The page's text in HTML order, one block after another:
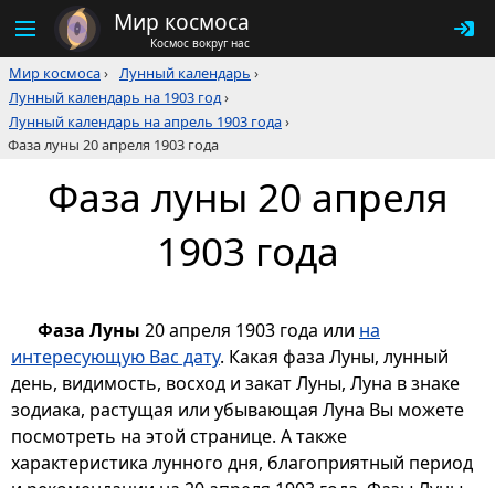
Мир космоса
Космос вокруг нас
Мир космоса› Лунный календарь ›
Лунный календарь на 1903 год›
Лунный календарь на апрель 1903 года›
Фаза луны 20 апреля 1903 года
Фаза луны 20 апреля
1903 года
Фаза Луны 20 апреля 1903 года или на
интересующую Вас дату. Какая фаза Луны, лунный
день, видимость, восход и закат Луны, Луна в знаке
зодиака, растущая или убывающая Луна Вы можете
посмотреть на этой странице. А также
характеристика лунного дня, благоприятный период